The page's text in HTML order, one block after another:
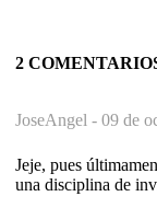
2
JoseAngel - 09 de
Jeje, pues
una disciplina de